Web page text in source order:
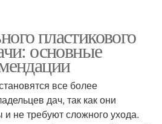
пластикового
основные
все более
дач, так как они
и не требуют сложного ухода.